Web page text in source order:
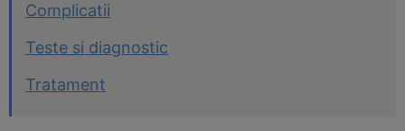
Complicatii
Teste si diagnostic
Tratament